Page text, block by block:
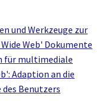
und Werkzeuge zur
Web' Dokumente
für multimediale
Adaption an die
Benutzers